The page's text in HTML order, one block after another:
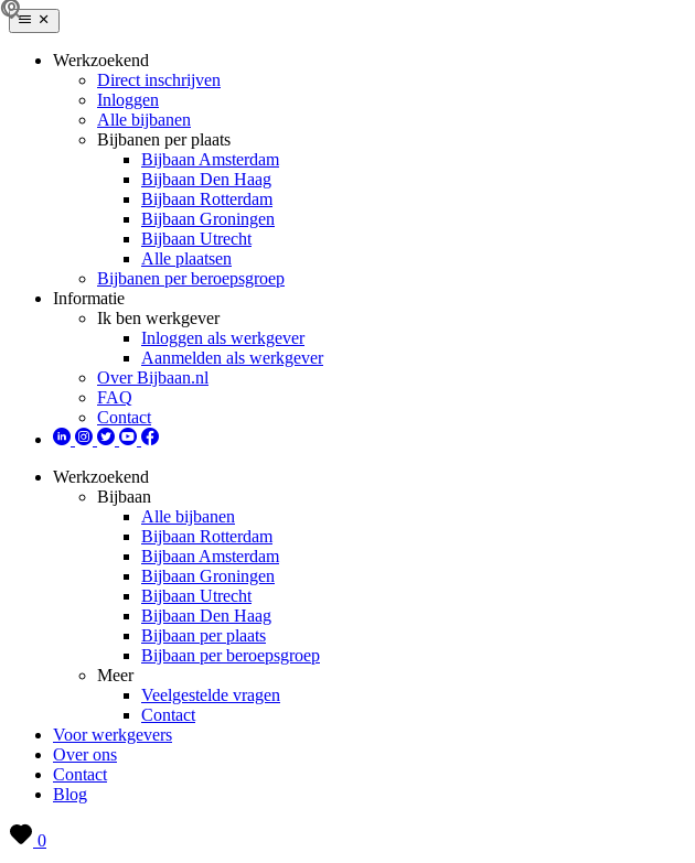
Werkzoekend
Direct inschrijven
Inloggen
Alle bijbanen
Bijbanen per plaats
Bijbaan Amsterdam
Bijbaan Den Haag
Bijbaan Rotterdam
Bijbaan Groningen
Bijbaan Utrecht
Alle plaatsen
Bijbanen per beroepsgroep
Informatie
Ik ben werkgever
Inloggen als werkgever
Aanmelden als werkgever
Over Bijbaan.nl
FAQ
Contact
Werkzoekend
Bijbaan
Alle bijbanen
Bijbaan Rotterdam
Bijbaan Amsterdam
Bijbaan Groningen
Bijbaan Utrecht
Bijbaan Den Haag
Bijbaan per plaats
Bijbaan per beroepsgroep
Meer
Veelgestelde vragen
Contact
Voor werkgevers
Over ons
Contact
Blog
0